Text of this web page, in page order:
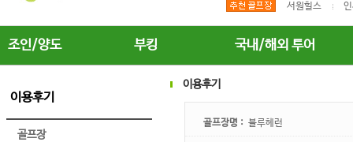
서원힐스
조인/양도 부킹 국내/해외 투어
이용후기
골프장
이용후기
골프장명 : 블루헤런